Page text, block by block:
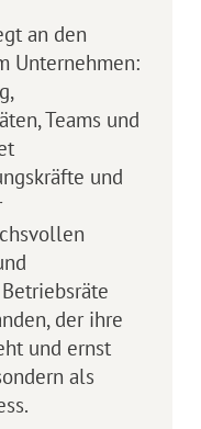
an den
Unternehmen:
Teams und
und
der ihre
und ernst
als